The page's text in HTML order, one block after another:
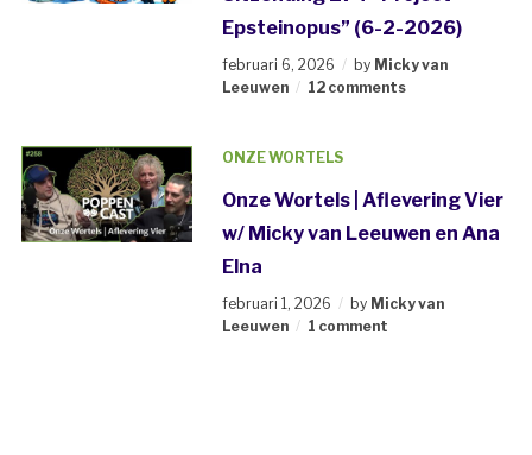
Epsteinopus” (6-2-2026)
februari 6, 2026 by Micky van
Leeuwen
12 comments
ONZE WORTELS
Onze Wortels | Aflevering Vier
w/ Micky van Leeuwen en Ana
Elna
februari 1, 2026 by Micky van
Leeuwen
1 comment